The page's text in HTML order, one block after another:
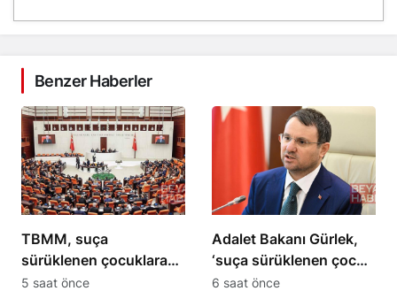
Benzer Haberler
TBMM, suça
sürüklenen çocuklara
yönelik kanun teklifini
5 saat önce
Adalet Bakanı Gürlek,
‘suça sürüklenen çocuk’
yerine ‘adli süreçteki
6 saat önce